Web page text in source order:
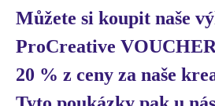
Můžete si koupit naše
ProCreative
20 % z ceny za naše